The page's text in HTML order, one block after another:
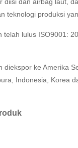
teknologi produksi
lulus ISO9001:
diekspor ke Amerika
Indonesia, Korea